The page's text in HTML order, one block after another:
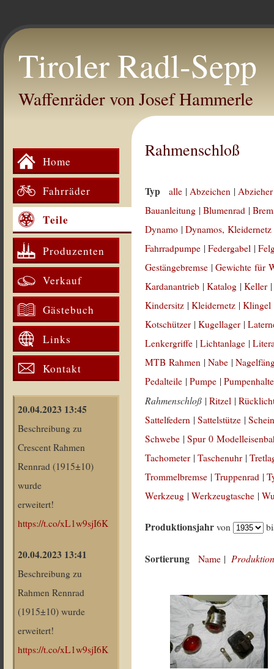
Tiroler Radl-Sepp
Waffenräder von Josef Hammerle
Home
Fahrräder
Teile
Produzenten
Verkauf
Gästebuch
Links
Kontakt
20.04.2023 13:45
Beschreibung zu
Crescent Rahmen
Rennrad (1915±10)
wurde
erweitert!
https://t.co/xL1w9sjI6K
20.04.2023 13:41
Beschreibung zu
Rahmen Rennrad
(1915±10) wurde
erweitert!
https://t.co/xL1w9sjI6K
Rahmenschloß
Typ alle |Abzeichen |
Bauanleitung |Blumenrad |
Dynamo |Dynamos, Kleidernetz
Fahrradpumpe |Federgabel |
Gestängebremse |Gewichte für
Kardanantrieb |Katalog |Keller
Kindersitz |Kleidernetz |Klingel
Kotschützer |Kugellager |
Lenkergriffe |Lichtanlage |
MTB Rahmen |Nabe |
Pedalteile |Pumpe |
Rahmenschloß |Ritzel |
Sattelfedern |Sattelstütze |
Schwebe |Spur 0
Tachometer |Taschenuhr |
Trommelbremse |Truppenrad |
Werkzeug |Werkzeugtasche |
Produktionsjahr von
Sortierung Name |